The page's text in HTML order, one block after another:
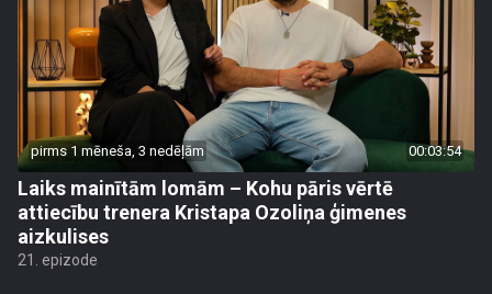
pirms 1 mēneša, 3 nedēļām 00:03:54
Laiks mainītām lomām – Kohu pāris vērtē
attiecību trenera Kristapa Ozoliņa ģimenes
aizkulises
21. epizode